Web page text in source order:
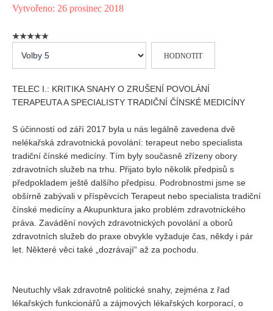
Doporučení
Vydání 1/ 2026
Vydání 2/ 2025
Vydání 1/ 2025
Vydání 1-2/ 2024
Vydání 3-4/ 2023
Vydání 1-2/ 2023
Vydání 1-2/ 2022
Vydání 3-4/ 2022
Vydání 3-4/ 2021
Vydání 3-4/ 2020
Vytvořeno: 26 prosinec 2018
prosím
TELEC I.: KRITIKA SNAHY O ZRUŠENÍ POVOLÁNÍ
TERAPEUTA A SPECIALISTY TRADIČNÍ ČÍNSKÉ MEDICÍNY
S účinností od září 2017 byla u nás legálně zavedena dvě
nelékařská zdravotnická povolání: terapeut nebo specialista
tradiční čínské medicíny. Tím byly současně zřízeny obory
zdravotních služeb na trhu. Přijato bylo několik předpisů s
předpokladem ještě dalšího předpisu. Podrobnostmi jsme se
obšírně zabývali v příspěvcích Terapeut nebo specialista tradiční
čínské medicíny a Akupunktura jako problém zdravotnického
práva. Zavádění nových zdravotnických povolání a oborů
zdravotních služeb do praxe obvykle vyžaduje čas, někdy i pár
let. Některé věci také „dozrávají“ až za pochodu.
Neutuchly však zdravotně politické snahy, zejména z řad
lékařských funkcionářů a zájmových lékařských korporací, o